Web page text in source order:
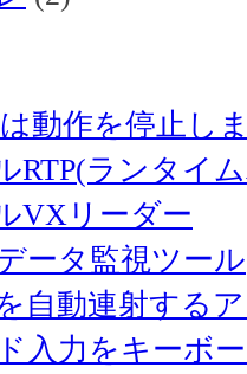
は動作を停止し
RTP(ランタイ
VXリーダー
ータ監視ツール
自動連射する
入力をキーボ